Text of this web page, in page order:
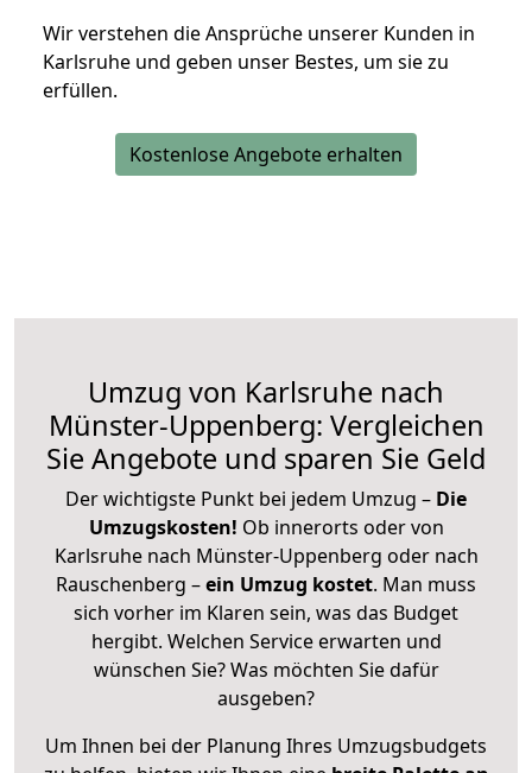
Wir verstehen die Ansprüche unserer Kunden in
Karlsruhe und geben unser Bestes, um sie zu
erfüllen.
Kostenlose Angebote erhalten
Umzug von Karlsruhe nach
Münster-Uppenberg: Vergleichen
Sie Angebote und sparen Sie Geld
Der wichtigste Punkt bei jedem Umzug – Die
Umzugskosten! Ob innerorts oder von
Karlsruhe nach Münster-Uppenberg oder nach
Rauschenberg –ein Umzug kostet. Man muss
sich vorher im Klaren sein, was das Budget
hergibt. Welchen Service erwarten und
wünschen Sie? Was möchten Sie dafür
ausgeben?
Um Ihnen bei der Planung Ihres Umzugsbudgets